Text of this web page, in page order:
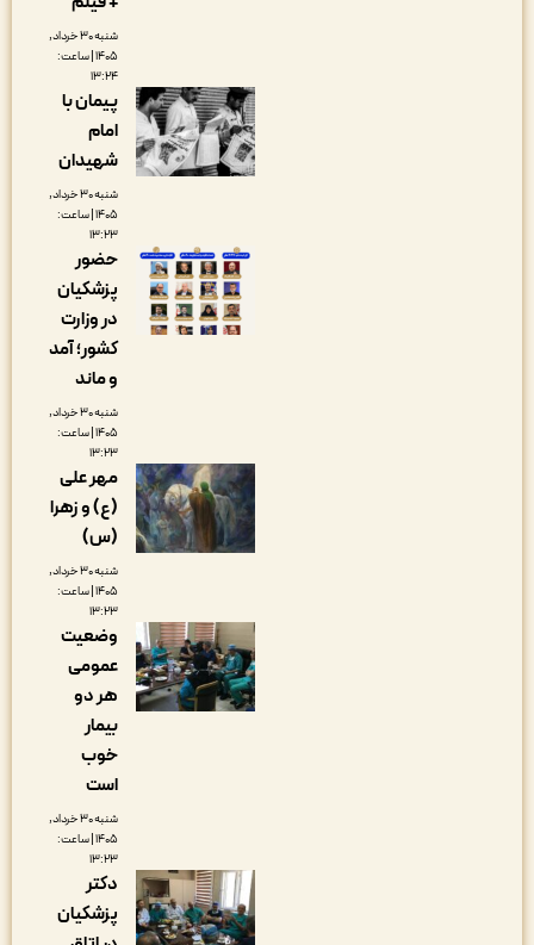
شنبه ۳۰ خرداد,
۱۴۰۵ | ساعت:
پیمان با
امام
شهیدان
شنبه ۳۰ خرداد,
۱۴۰۵ | ساعت:
حضور
پزشکیان
در وزارت
کشور؛ آمد
شنبه ۳۰ خرداد,
۱۴۰۵ | ساعت:
مهر علی
(ع) و زهرا
(س)
شنبه ۳۰ خرداد,
۱۴۰۵ | ساعت:
وضعیت
عمومی
هر دو
شنبه ۳۰ خرداد,
۱۴۰۵ | ساعت:
دکتر
پزشکیان